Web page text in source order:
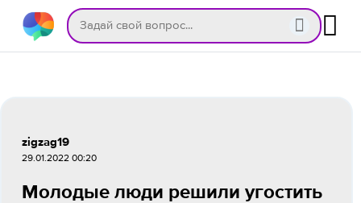
zigzag19
29.01.2022 00:20
Молодые люди решили угостить